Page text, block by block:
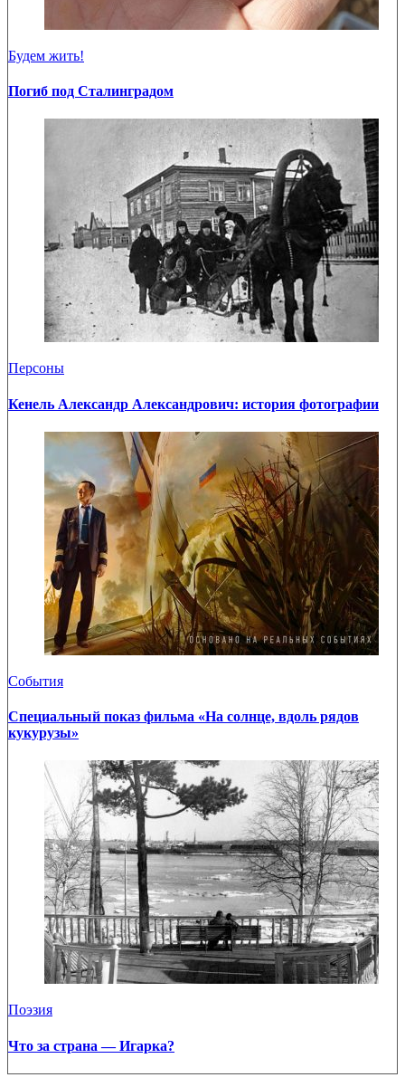
Будем жить!
Погиб под Сталинградом
Персоны
Кенель Александр Александрович: история фотографии
События
Специальный показ фильма «На солнце, вдоль рядов
кукурузы»
Поэзия
Что за страна — Игарка?